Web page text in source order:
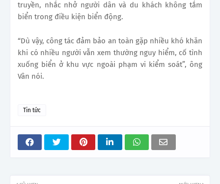
truyền, nhắc nhở người dân và du khách không tắm
biển trong điều kiện biển động.
“Dù vậy, công tác đảm bảo an toàn gặp nhiều khó khăn
khi có nhiều người vẫn xem thường nguy hiểm, cố tình
xuống biển ở khu vực ngoài phạm vi kiểm soát”, ông
Vân nói.
Tin tức